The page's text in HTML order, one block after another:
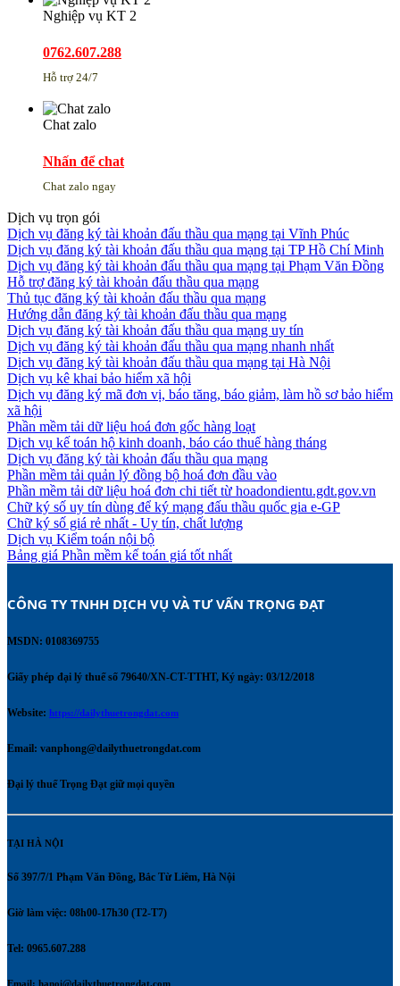
Nghiệp vụ KT 2
0762.607.288
Hỗ trợ 24/7
Chat zalo
Nhấn để chat
Chat zalo ngay
Dịch vụ trọn gói
Dịch vụ đăng ký tài khoản đấu thầu qua mạng tại Vĩnh Phúc
Dịch vụ đăng ký tài khoản đấu thầu qua mạng tại TP Hồ Chí Minh
Dịch vụ đăng ký tài khoản đấu thầu qua mạng tại Phạm Văn Đồng
Hỗ trợ đăng ký tài khoản đấu thầu qua mạng
Thủ tục đăng ký tài khoản đấu thầu qua mạng
Hướng dẫn đăng ký tài khoản đấu thầu qua mạng
Dịch vụ đăng ký tài khoản đấu thầu qua mạng uy tín
Dịch vụ đăng ký tài khoản đấu thầu qua mạng nhanh nhất
Dịch vụ đăng ký tài khoản đấu thầu qua mạng tại Hà Nội
Dịch vụ kê khai bảo hiểm xã hội
Dịch vụ đăng ký mã đơn vị, báo tăng, báo giảm, làm hồ sơ bảo hiểm
xã hội
Phần mềm tải dữ liệu hoá đơn gốc hàng loạt
Dịch vụ kế toán hộ kinh doanh, báo cáo thuế hàng tháng
Dịch vụ đăng ký tài khoản đấu thầu qua mạng
Phần mềm tải quản lý đồng bộ hoá đơn đầu vào
Phần mềm tải dữ liệu hoá đơn chi tiết từ hoadondientu.gdt.gov.vn
Chữ ký số uy tín dùng để ký mạng đấu thầu quốc gia e-GP
Chữ ký số giá rẻ nhất - Uy tín, chất lượng
Dịch vụ Kiểm toán nội bộ
Bảng giá Phần mềm kế toán giá tốt nhất
CÔNG TY TNHH DỊCH VỤ VÀ TƯ VẤN TRỌNG ĐẠT
MSDN: 0108369755
Giấy phép đại lý thuế số 79640/XN-CT-TTHT, Ký ngày: 03/12/2018
Website: https://dailythuetrongdat.com
Email: vanphong@dailythuetrongdat.com
Đại lý thuế Trọng Đạt giữ mọi quyền
TẠI HÀ NỘI
Số 397/7/1 Phạm Văn Đồng, Bắc Từ Liêm, Hà Nội
Giờ làm việc: 08h00-17h30 (T2-T7)
Tel: 0965.607.288
Email: hanoi@dailythuetrongdat.com